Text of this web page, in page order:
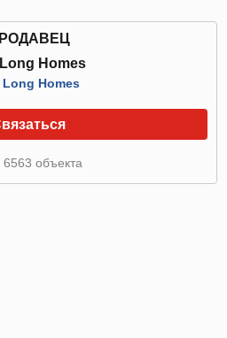
Homes
Long Homes
объекта